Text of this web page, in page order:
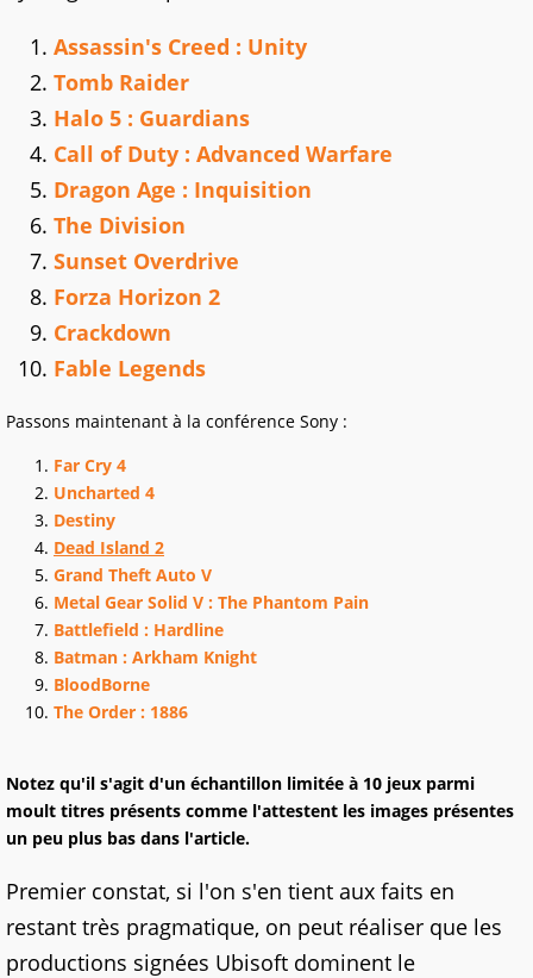
Assassin's Creed : Unity
Tomb Raider
Halo 5 : Guardians
Call of Duty : Advanced Warfare
Dragon Age : Inquisition
The Division
Sunset Overdrive
Forza Horizon 2
Crackdown
Fable Legends
Passons maintenant à la conférence Sony :
Far Cry 4
Uncharted 4
Destiny
Dead Island 2
Grand Theft Auto V
Metal Gear Solid V : The Phantom Pain
Battlefield : Hardline
Batman : Arkham Knight
BloodBorne
The Order : 1886
Notez qu'il s'agit d'un échantillon limitée à 10 jeux parmi
moult titres présents comme l'attestent les images présentes
un peu plus bas dans l'article.
Premier constat, si l'on s'en tient aux faits en
restant très pragmatique, on peut réaliser que les
productions signées Ubisoft dominent le